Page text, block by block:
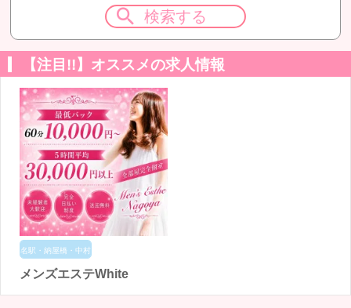
検索する
【注目!!】オススメの求人情報
名駅・納屋橋・中村
メンズエステWhite